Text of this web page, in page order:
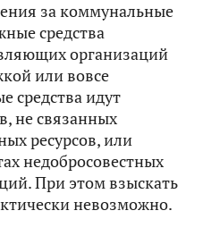
за коммунальные
средства
организаций
или вовсе
средства идут
не связанных
ресурсов, или
недобросовестных
При этом взыскать
невозможно.